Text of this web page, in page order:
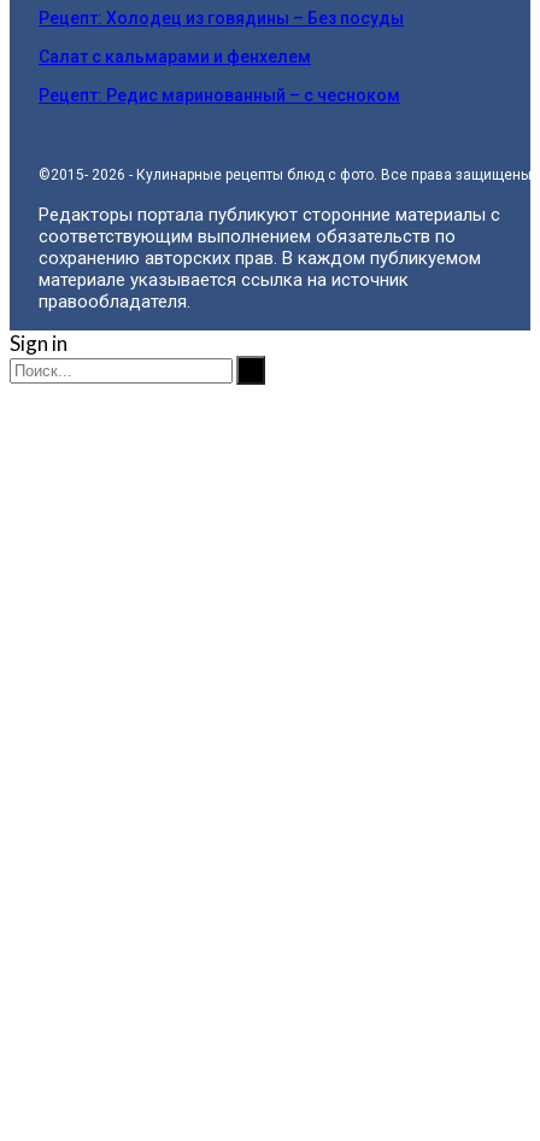
Рецепт: Холодец из говядины – Без посуды
Салат с кальмарами и фенхелем
Рецепт: Редис маринованный – с чесноком
©2015- 2026 - Кулинарные рецепты блюд с фото. Все права защищены.
Редакторы портала публикуют сторонние материалы с
соответствующим выполнением обязательств по
сохранению авторских прав. В каждом публикуемом
материале указывается ссылка на источник
правообладателя.
Sign in